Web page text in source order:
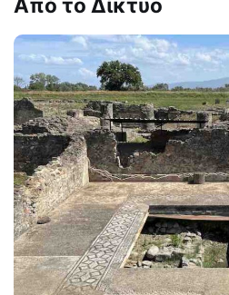
Από το Δίκτυο